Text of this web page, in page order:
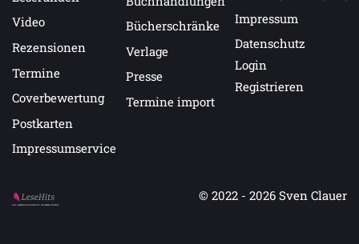
Video
Rezensionen
Termine
Coverbewertung
Postkarten
Impressumservice
Bücherschränke
Verlage
Presse
Termine import
Impressum
Datenschutz
Login
Registrieren
Auf LeseHits.de findest Du die besten Bücher.
© 2022 - 2026 Sven Clauer